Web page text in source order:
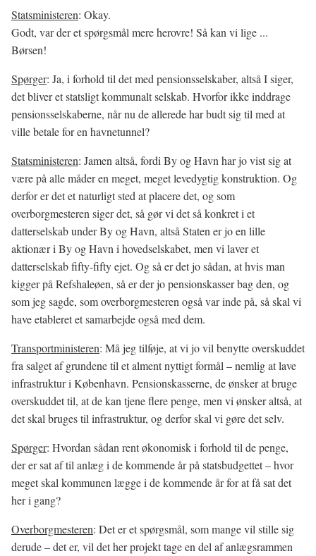
Statsministeren: Okay.
Godt, var der et spørgsmål mere herovre! Så kan vi lige ...
Børsen!
Spørger: Ja, i forhold til det med pensionsselskaber, altså I siger,
det bliver et statsligt kommunalt selskab. Hvorfor ikke inddrage
pensionsselskaberne, når nu de allerede har budt sig til med at
ville betale for en havnetunnel?
Statsministeren: Jamen altså, fordi By og Havn har jo vist sig at
være på alle måder en meget, meget levedygtig konstruktion. Og
derfor er det et naturligt sted at placere det, og som
overborgmesteren siger det, så gør vi det så konkret i et
datterselskab under By og Havn, altså Staten er jo en lille
aktionær i By og Havn i hovedselskabet, men vi laver et
datterselskab fifty-fifty ejet. Og så er det jo sådan, at hvis man
kigger på Refshaleøen, så er der jo pensionskasser bag den, og
som jeg sagde, som overborgmesteren også var inde på, så skal vi
have etableret et samarbejde også med dem.
Transportministeren: Må jeg tilføje, at vi jo vil benytte overskuddet
fra salget af grundene til et alment nyttigt formål – nemlig at lave
infrastruktur i København. Pensionskasserne, de ønsker at bruge
overskuddet til, at de kan tjene flere penge, men vi ønsker altså, at
det skal bruges til infrastruktur, og derfor skal vi gøre det selv.
Spørger: Hvordan sådan rent økonomisk i forhold til de penge,
der er sat af til anlæg i de kommende år på statsbudgettet – hvor
meget skal kommunen lægge i de kommende år for at få sat det
her i gang?
Overborgmesteren: Det er et spørgsmål, som mange vil stille sig
derude – det er, vil det her projekt tage en del af anlægsrammen